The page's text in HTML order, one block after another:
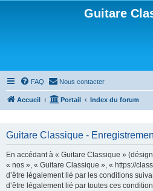
Guitare
FAQ Nous contacter
Accueil Portail Index du forum
Guitare Classique -
En accédant à « Guitare Classique »
« nos », « Guitare Classique », « https://
d’être légalement lié par les conditions
d’être légalement lié par toutes ces